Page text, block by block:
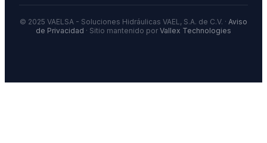
© 2025 VAELSA - Soluciones Hidráulicas VAEL, S.A. de C.V. · Aviso
de Privacidad · Sitio mantenido por Vallex Technologies